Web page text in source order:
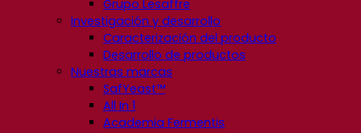
Grupo Lesaffre
Investigación y desarrollo
Caracterización del producto
Desarrollo de productos
Nuestras marcas
SafYeast™
All In 1
Academia Fermentis